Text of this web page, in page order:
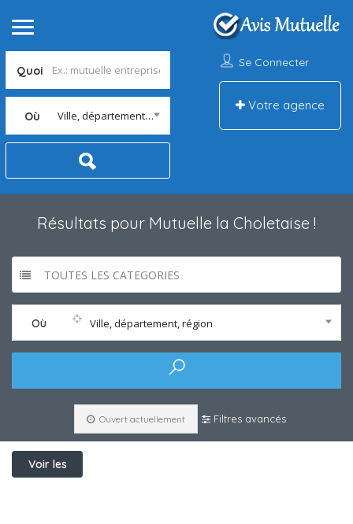
Quoi
Où Ville, département, région
Se Connecter
Votre agence
Résultats pour Mutuelle la Choletaise !
TOUTES LES CATEGORIES
Où Ville, département, région
Ouvert actuellement Filtres avancés
Voir les